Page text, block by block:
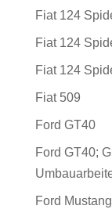
Fiat 124
Fiat 124
Fiat 124
Fiat 509
Ford GT40
Ford GT40;
Ford